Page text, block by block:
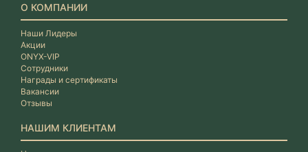
О КОМПАНИИ
Наши Лидеры
Акции
ONYX-VIP
Сотрудники
Награды и сертификаты
Вакансии
Отзывы
НАШИМ КЛИЕНТАМ